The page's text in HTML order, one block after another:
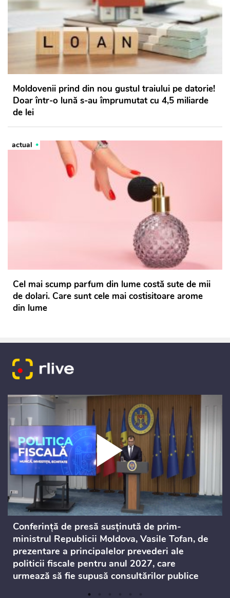
Moldovenii prind din nou gustul traiului pe datorie!
Doar într-o lună s-au împrumutat cu 4,5 miliarde
de lei
actual
Cel mai scump parfum din lume costă sute de mii
de dolari. Care sunt cele mai costisitoare arome
din lume
Conferință de presă susținută de prim-
ministrul Republicii Moldova, Vasile Tofan, de
prezentare a principalelor prevederi ale
politicii fiscale pentru anul 2027, care
urmează să fie supusă consultărilor publice